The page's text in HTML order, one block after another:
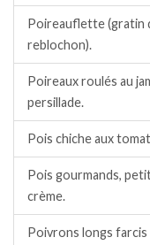
Poireauflette (gratin
reblochon).
Poireaux roulés au
persillade.
Pois chiche aux
Pois gourmands,
crème.
Poivrons longs farcis